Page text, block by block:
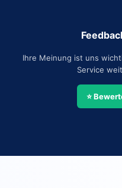
Ihre Meinung ist uns
Service
⭐